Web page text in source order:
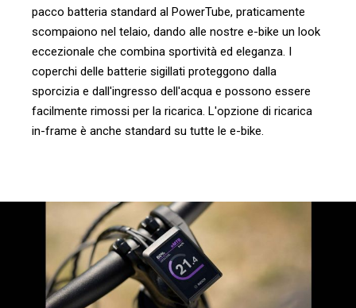
pacco batteria standard al PowerTube, praticamente
scompaiono nel telaio, dando alle nostre e-bike un look
eccezionale che combina sportività ed eleganza. I
coperchi delle batterie sigillati proteggono dalla
sporcizia e dall'ingresso dell'acqua e possono essere
facilmente rimossi per la ricarica. L'opzione di ricarica
in-frame è anche standard su tutte le e-bike.